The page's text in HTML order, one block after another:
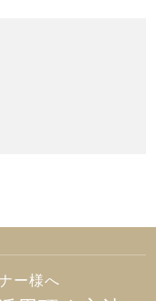
ー様へ